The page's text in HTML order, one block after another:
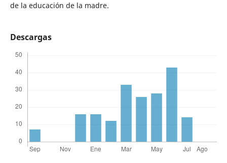
de la educación de la madre.
Descargas